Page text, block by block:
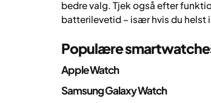
bedre valg. Tjek også efter
batterilevetid – især hvis du helst
Populære
Apple Watch
Samsung Galaxy Watch